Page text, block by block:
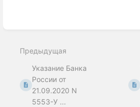
mode
Предыдущая
Указание Банка
России от
21.09.2020 N
5553-У ...